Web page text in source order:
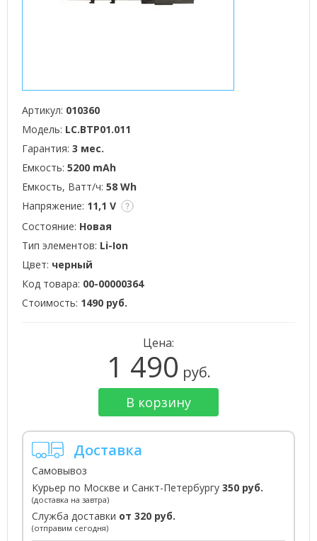
Артикул: 010360
Модель: LC.BTP01.011
Гарантия: 3 мес.
Емкость: 5200 mAh
Емкость, Ватт/ч: 58 Wh
Напряжение: 11,1 V
Состояние: Новая
Тип элементов: Li-Ion
Цвет: черный
Код товара: 00-00000364
Стоимость: 1490 руб.
Цена:
1 490 руб.
В корзину
Доставка
Самовывоз
Курьер по Москве и Санкт-Петербургу 350 руб.
(доставка на завтра)
Служба доставки от 320 руб.
(отправим сегодня)